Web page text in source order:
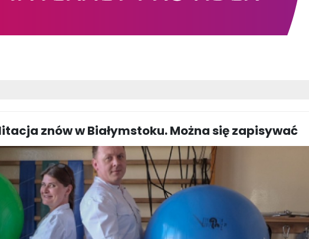
znów w Białymstoku. Można się zapisywać